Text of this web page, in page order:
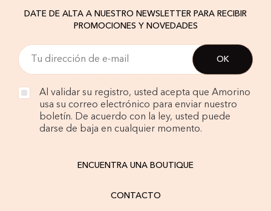
DATE DE ALTA A NUESTRO NEWSLETTER PARA RECIBIR
PROMOCIONES Y NOVEDADES
Al validar su registro, usted acepta que Amorino
usa su correo electrónico para enviar nuestro
boletín. De acuerdo con la ley, usted puede
darse de baja en cualquier momento.
ENCUENTRA UNA BOUTIQUE
CONTACTO